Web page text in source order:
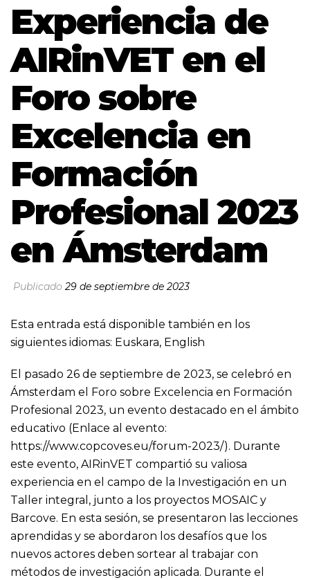
Experiencia de
AIRinVET en el
Foro sobre
Excelencia en
Formación
Profesional 2023
en Ámsterdam
Publicado29 de septiembre de 2023
Esta entrada está disponible también en los
siguientes idiomas: Euskara, English
El pasado 26 de septiembre de 2023, se celebró en
Ámsterdam el Foro sobre Excelencia en Formación
Profesional 2023, un evento destacado en el ámbito
educativo (Enlace al evento:
https://www.copcoves.eu/forum-2023/). Durante
este evento, AIRinVET compartió su valiosa
experiencia en el campo de la Investigación en un
Taller integral, junto a los proyectos MOSAIC y
Barcove. En esta sesión, se presentaron las lecciones
aprendidas y se abordaron los desafíos que los
nuevos actores deben sortear al trabajar con
métodos de investigación aplicada. Durante el